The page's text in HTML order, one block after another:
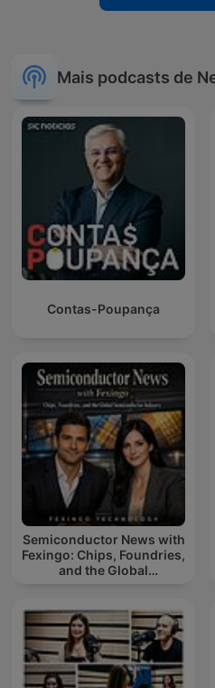
Mais podcasts de
Contas-Poupança
Semiconductor News with
Fexingo: Chips, Foundries,
and the Global